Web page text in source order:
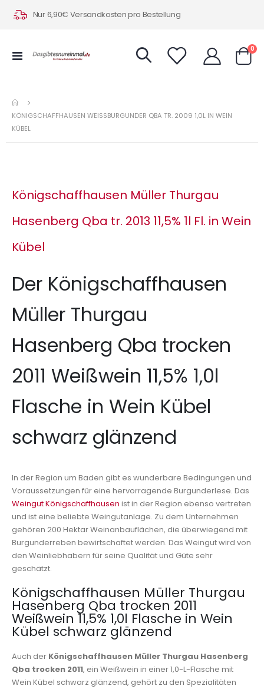
Nur 6,90€ Versandkosten pro Bestellung
Navigation
0
KÖNIGSCHAFFHAUSEN WEISSBURGUNDER QBA TR. 2009 1,0L IN WEIN K
ÜBEL
Königschaffhausen Müller Thurgau
Hasenberg Qba tr. 2013 11,5% 1l Fl. in Wein
Kübel
Der Königschaffhausen
Müller Thurgau
Hasenberg Qba trocken
2011 Weißwein 11,5% 1,0l
Flasche in Wein Kübel
schwarz glänzend
In der Region um Baden gibt es wunderbare Bedingungen und
Voraussetzungen für eine hervorragende Burgunderlese. Das
Weingut Königschaffhausen ist in der Region ebenso vertreten
und ist eine beliebte Weingutanlage. Zu dem Unternehmen
gehören 200 Hektar Weinanbauflächen, die überwiegend mit
Burgunderreben bewirtschaftet werden. Das Weingut wird von
den Weinliebhabern für seine Qualität und Güte sehr
geschätzt.
Königschaffhausen Müller Thurgau
Hasenberg Qba trocken 2011
Weißwein 11,5% 1,0l Flasche in Wein
Kübel schwarz glänzend
Auch der Königschaffhausen Müller Thurgau Hasenberg
Qba trocken 2011, ein Weißwein in einer 1,0-L-Flasche mit
Wein Kübel schwarz glänzend, gehört zu den Spezialitäten